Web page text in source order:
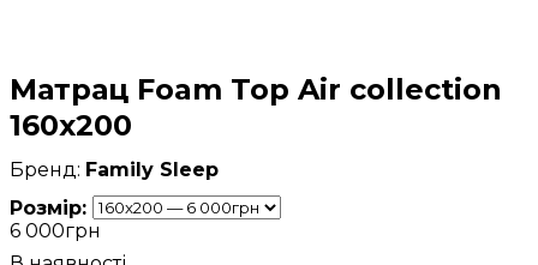
Матрац Foam Top Air collection
160х200
Family Sleep
Розмір:
6 000грн